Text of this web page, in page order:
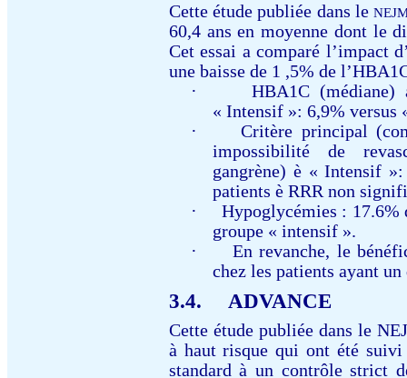
Cette étude publiée dans le
60,4 ans en moyenne dont le
Cet essai a comparé l’impact
une baisse de 1 ,5% de
·
HBA1C
« Intensif »: 6,9% versus
·
Critère principal
impossibilité de
gangrène) è« Intensif »:
patients èRRR non
·
Hypoglycémies : 17.6%
groupe « intensif ».
·
En revanche, le
chez les patients ayant
3.4. ADVANCE
Cette étude publiée dans le
à haut risque qui ont été
standard à un contrôle strict